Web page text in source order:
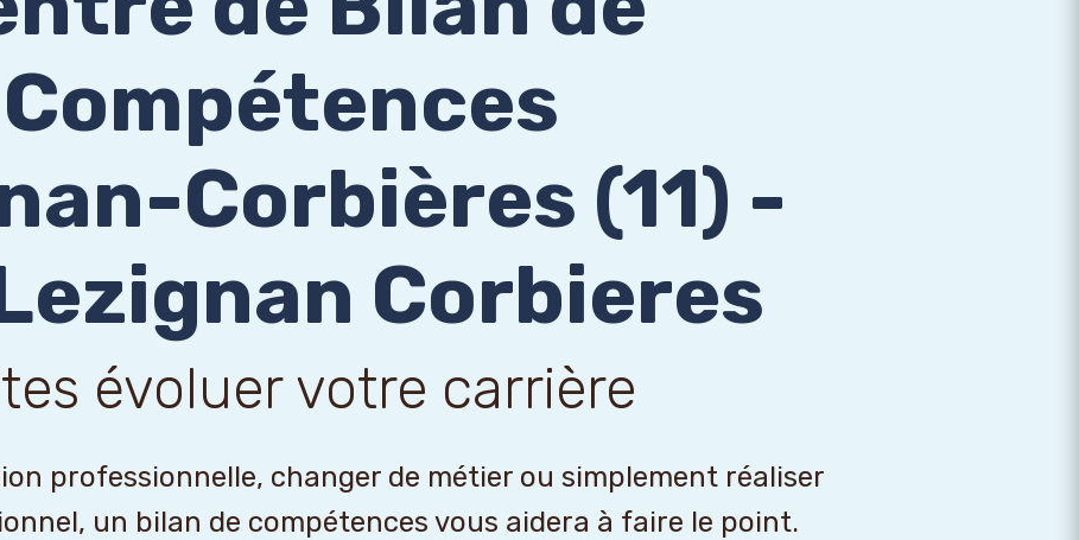
Compétences
Corbières (11) -
Corbieres
évoluer votre carrière
professionnelle, changer de métier ou simplement réaliser
un bilan de compétences vous aidera à faire le point.